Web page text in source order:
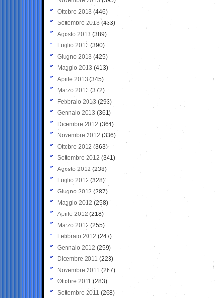
Ottobre 2013 (446)
Settembre 2013 (433)
Agosto 2013 (389)
Luglio 2013 (390)
Giugno 2013 (425)
Maggio 2013 (413)
Aprile 2013 (345)
Marzo 2013 (372)
Febbraio 2013 (293)
Gennaio 2013 (361)
Dicembre 2012 (364)
Novembre 2012 (336)
Ottobre 2012 (363)
Settembre 2012 (341)
Agosto 2012 (238)
Luglio 2012 (328)
Giugno 2012 (287)
Maggio 2012 (258)
Aprile 2012 (218)
Marzo 2012 (255)
Febbraio 2012 (247)
Gennaio 2012 (259)
Dicembre 2011 (223)
Novembre 2011 (267)
Ottobre 2011 (283)
Settembre 2011 (268)